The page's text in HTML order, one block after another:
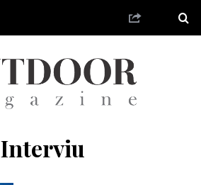
Interviu